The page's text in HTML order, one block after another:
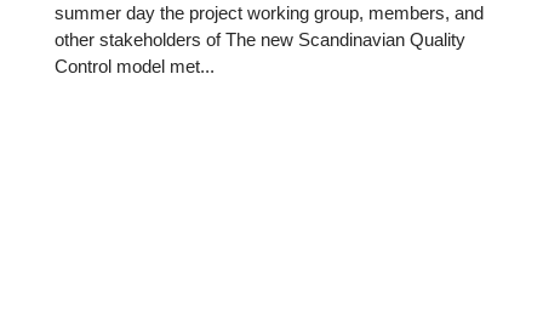
summer day the project working group, members, and
other stakeholders of The new Scandinavian Quality
Control model met...